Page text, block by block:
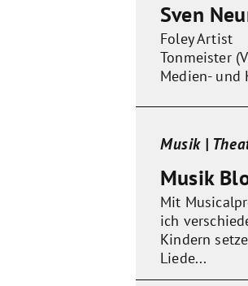
Sven
Foley Artist
Tonmeister
Medien- und
Musik |
Musik
Mit
ich
Kindern
Liede...